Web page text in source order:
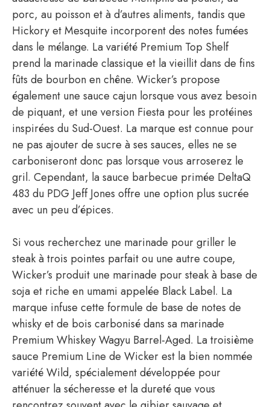
porc, au poisson et à d’autres aliments, tandis que
Hickory et Mesquite incorporent des notes fumées
dans le mélange. La variété Premium Top Shelf
prend la marinade classique et la vieillit dans de fins
fûts de bourbon en chêne. Wicker’s propose
également une sauce cajun lorsque vous avez besoin
de piquant, et une version Fiesta pour les protéines
inspirées du Sud-Ouest. La marque est connue pour
ne pas ajouter de sucre à ses sauces, elles ne se
carboniseront donc pas lorsque vous arroserez le
gril. Cependant, la sauce barbecue primée DeltaQ
483 du PDG Jeff Jones offre une option plus sucrée
avec un peu d’épices.
Si vous recherchez une marinade pour griller le
steak à trois pointes parfait ou une autre coupe,
Wicker’s produit une marinade pour steak à base de
soja et riche en umami appelée Black Label. La
marque infuse cette formule de base de notes de
whisky et de bois carbonisé dans sa marinade
Premium Whiskey Wagyu Barrel-Aged. La troisième
sauce Premium Line de Wicker est la bien nommée
variété Wild, spécialement développée pour
atténuer la sécheresse et la dureté que vous